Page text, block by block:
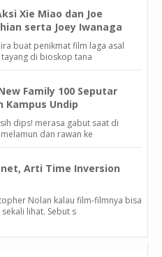
Xie Miao dan Joe
serta Joey Iwanaga
buat penikmat film laga asal
di bioskop tana
Family 100 Seputar
Kampus Undip
dips! merasa gabut saat di
dan rawan ke
Arti Time Inversion
Nolan kalau film-filmnya bisa
lihat. Sebut s